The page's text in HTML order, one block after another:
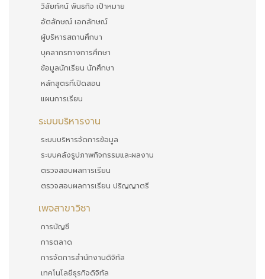
วิสัยทัศน์ พันธกิจ เป้าหมาย
อัตลักษณ์ เอกลักษณ์
ผู้บริหารสถานศึกษา
บุคลากรทางการศึกษา
ข้อมูลนักเรียน นักศึกษา
หลักสูตรที่เปิดสอน
แผนการเรียน
ระบบบริหารงาน
ระบบบริหารจัดการข้อมูล
ระบบคลังรูปภาพกิจกรรมและผลงาน
ตรวจสอบผลการเรียน
ตรวจสอบผลการเรียน ปริญญาตรี
เพจสาขาวิชา
การบัญชี
การตลาด
การจัดการสำนักงานดิจิทัล
เทคโนโลยีธุรกิจดิจิทัล